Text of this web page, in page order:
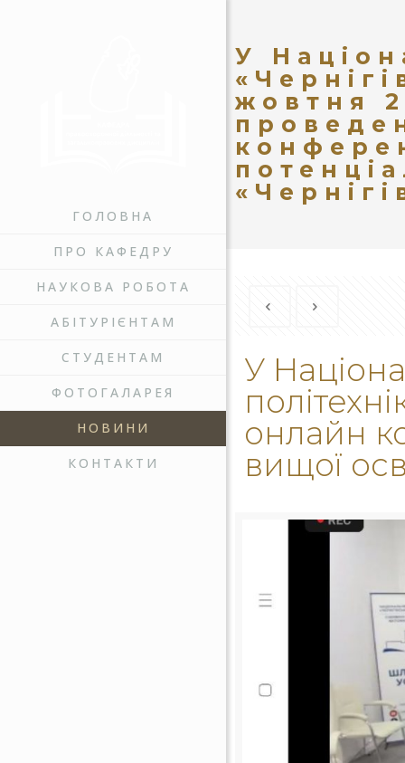
ГОЛОВНА
ПРО КАФЕДРУ
НАУКОВА РОБОТА
АБІТУРІЄНТАМ
СТУДЕНТАМ
ФОТОГАЛАРЕЯ
НОВИНИ
КОНТАКТИ
У
жовтня
У
онлайн
вищої